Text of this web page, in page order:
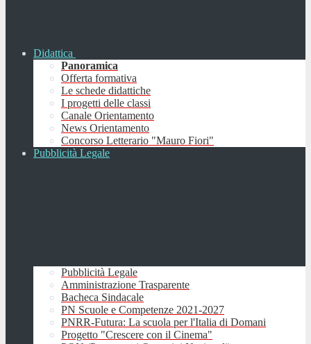
Didattica
Panoramica
Offerta formativa
Le schede didattiche
I progetti delle classi
Canale Orientamento
News Orientamento
Concorso Letterario "Mauro Fiori"
Pubblicità Legale
Pubblicità Legale
Amministrazione Trasparente
Bacheca Sindacale
PN Scuole e Competenze 2021-2027
PNRR-Futura: La scuola per l'Italia di Domani
Progetto "Crescere con il Cinema"